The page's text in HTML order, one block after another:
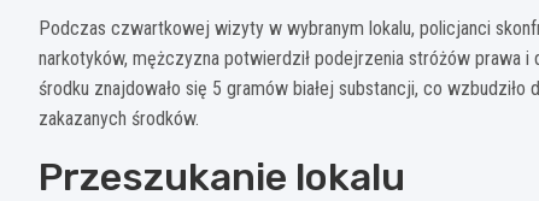
Podczas czwartkowej wizyty w wybranym lokalu, policjanci
narkotyków, mężczyzna potwierdził podejrzenia stróżów prawa
środku znajdowało się 5 gramów białej substancji, co
zakazanych środków.
Przeszukanie lokalu